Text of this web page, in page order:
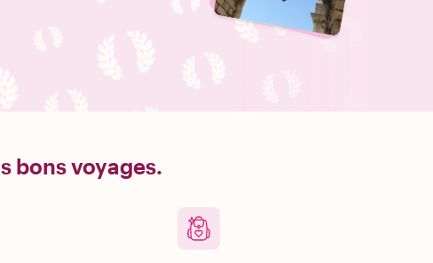
bons voyages.